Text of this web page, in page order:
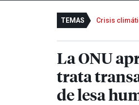
TEMAS Crisis
LaONU
trata
de lesa